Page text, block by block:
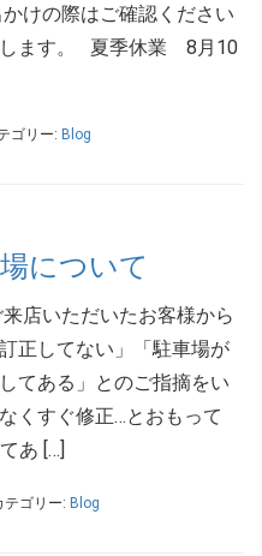
けの際はご確認ください
します。 夏季休業 8月10
ゴリー: Blog
について
店いただいたお客様から
正してない」「駐車場が
てある」とのご指摘をい
くすぐ修正…とおもって
あ […]
テゴリー: Blog